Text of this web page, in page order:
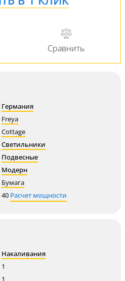
Германия
Freya
Cottage
Светильники
Подвесные
Модерн
Бумага
40 Расчет мощности
Накаливания
1
1